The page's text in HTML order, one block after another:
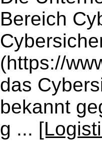
Bereich
(https://
das
bekannt
g ...